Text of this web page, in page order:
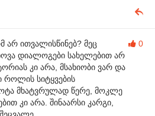
0
არ ითვალისწინებ? მეც
დიალოგები სახელებით არ
კი არა, მსახიობი ვარ და
როლის სიტყვების
მხატვრულად წერე, მოკლე
კი არა. შინაარსი კარგი,